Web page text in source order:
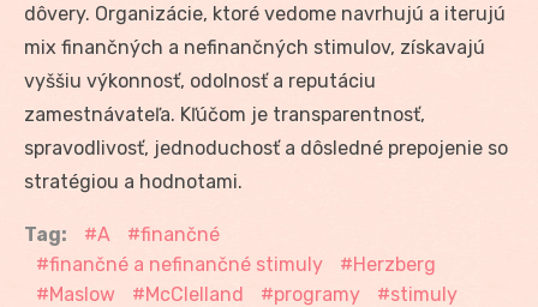
dôvery. Organizácie, ktoré vedome navrhujú a iterujú
mix finančných a nefinančných stimulov, získavajú
vyššiu výkonnosť, odolnosť a reputáciu
zamestnávateľa. Kľúčom je transparentnosť,
spravodlivosť, jednoduchosť a dôsledné prepojenie so
stratégiou a hodnotami.
Tag: A
finančné
finančné a nefinančné stimuly
Herzberg
Maslow
McClelland programy stimuly